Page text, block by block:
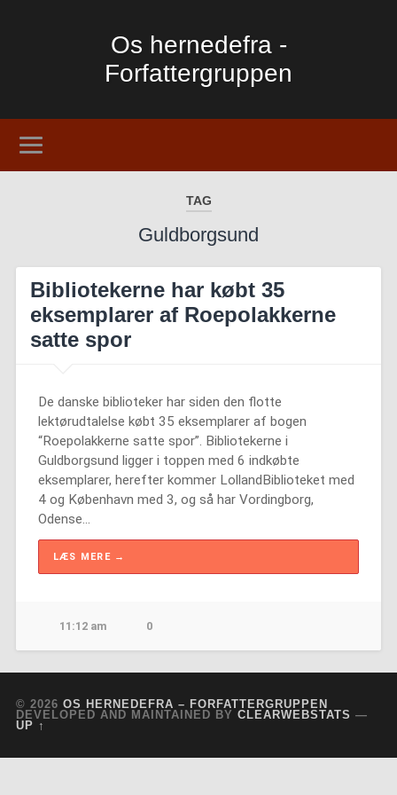
Os hernedefra -
Forfattergruppen
TAG
Guldborgsund
Bibliotekerne har købt 35
eksemplarer af Roepolakkerne
satte spor
De danske biblioteker har siden den flotte
lektørudtalelse købt 35 eksemplarer af bogen
“Roepolakkerne satte spor”. Bibliotekerne i
Guldborgsund ligger i toppen med 6 indkøbte
eksemplarer, herefter kommer LollandBiblioteket med
4 og København med 3, og så har Vordingborg,
Odense…
LÆS MERE →
11:12 am 0
© 2026 OS HERNEDEFRA – FORFATTERGRUPPEN
DEVELOPED AND MAINTAINED BY CLEARWEBSTATS —
UP ↑